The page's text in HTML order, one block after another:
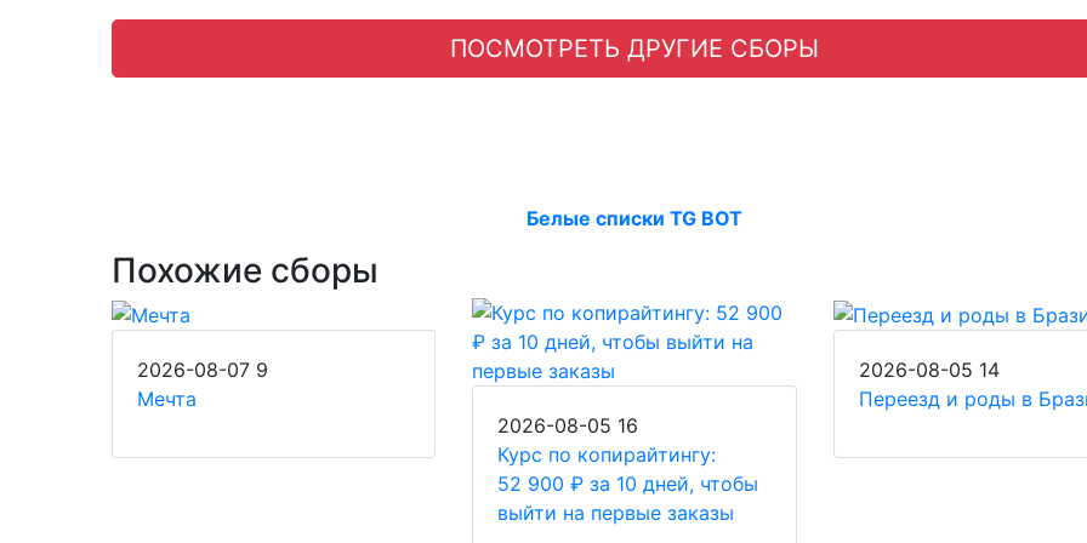
ПОСМОТРЕТЬ ДРУГИЕ СБОРЫ
Белые списки TG BOT
Похожие сборы
2026-08-07 9
Мечта
2026-08-05 16
Курс по копирайтингу:
52 900 ₽ за 10 дней, чтобы
выйти на первые заказы
2026-08-05 14
Переезд и роды в